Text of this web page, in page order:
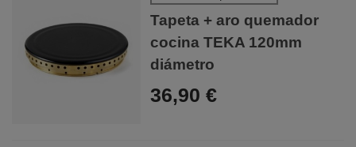
Tapeta + aro quemador
cocina TEKA 120mm
diámetro
36,90 €